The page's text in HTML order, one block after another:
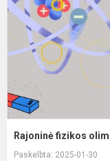
Rajoninė fizikos
Paskelbta: 2025-01-30